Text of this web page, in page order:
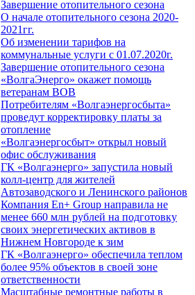
Завершение отопительного сезона
О начале отопительного сезона 2020-
2021гг.
Об изменении тарифов на
коммунальные услуги с 01.07.2020г.
Завершение отопительного сезона
«ВолгаЭнерго» окажет помощь
ветеранам ВОВ
Потребителям «Волгаэнергосбыта»
проведут корректировку платы за
отопление
«Волгаэнергосбыт» открыл новый
офис обслуживания
ГК «Волгаэнерго» запустила новый
колл-центр для жителей
Автозаводского и Ленинского районов
Компания En+ Group направила не
менее 660 млн рублей на подготовку
своих энергетических активов в
Нижнем Новгороде к зим
ГК «Волгаэнерго» обеспечила теплом
более 95% объектов в своей зоне
ответственности
Масштабные ремонтные работы в